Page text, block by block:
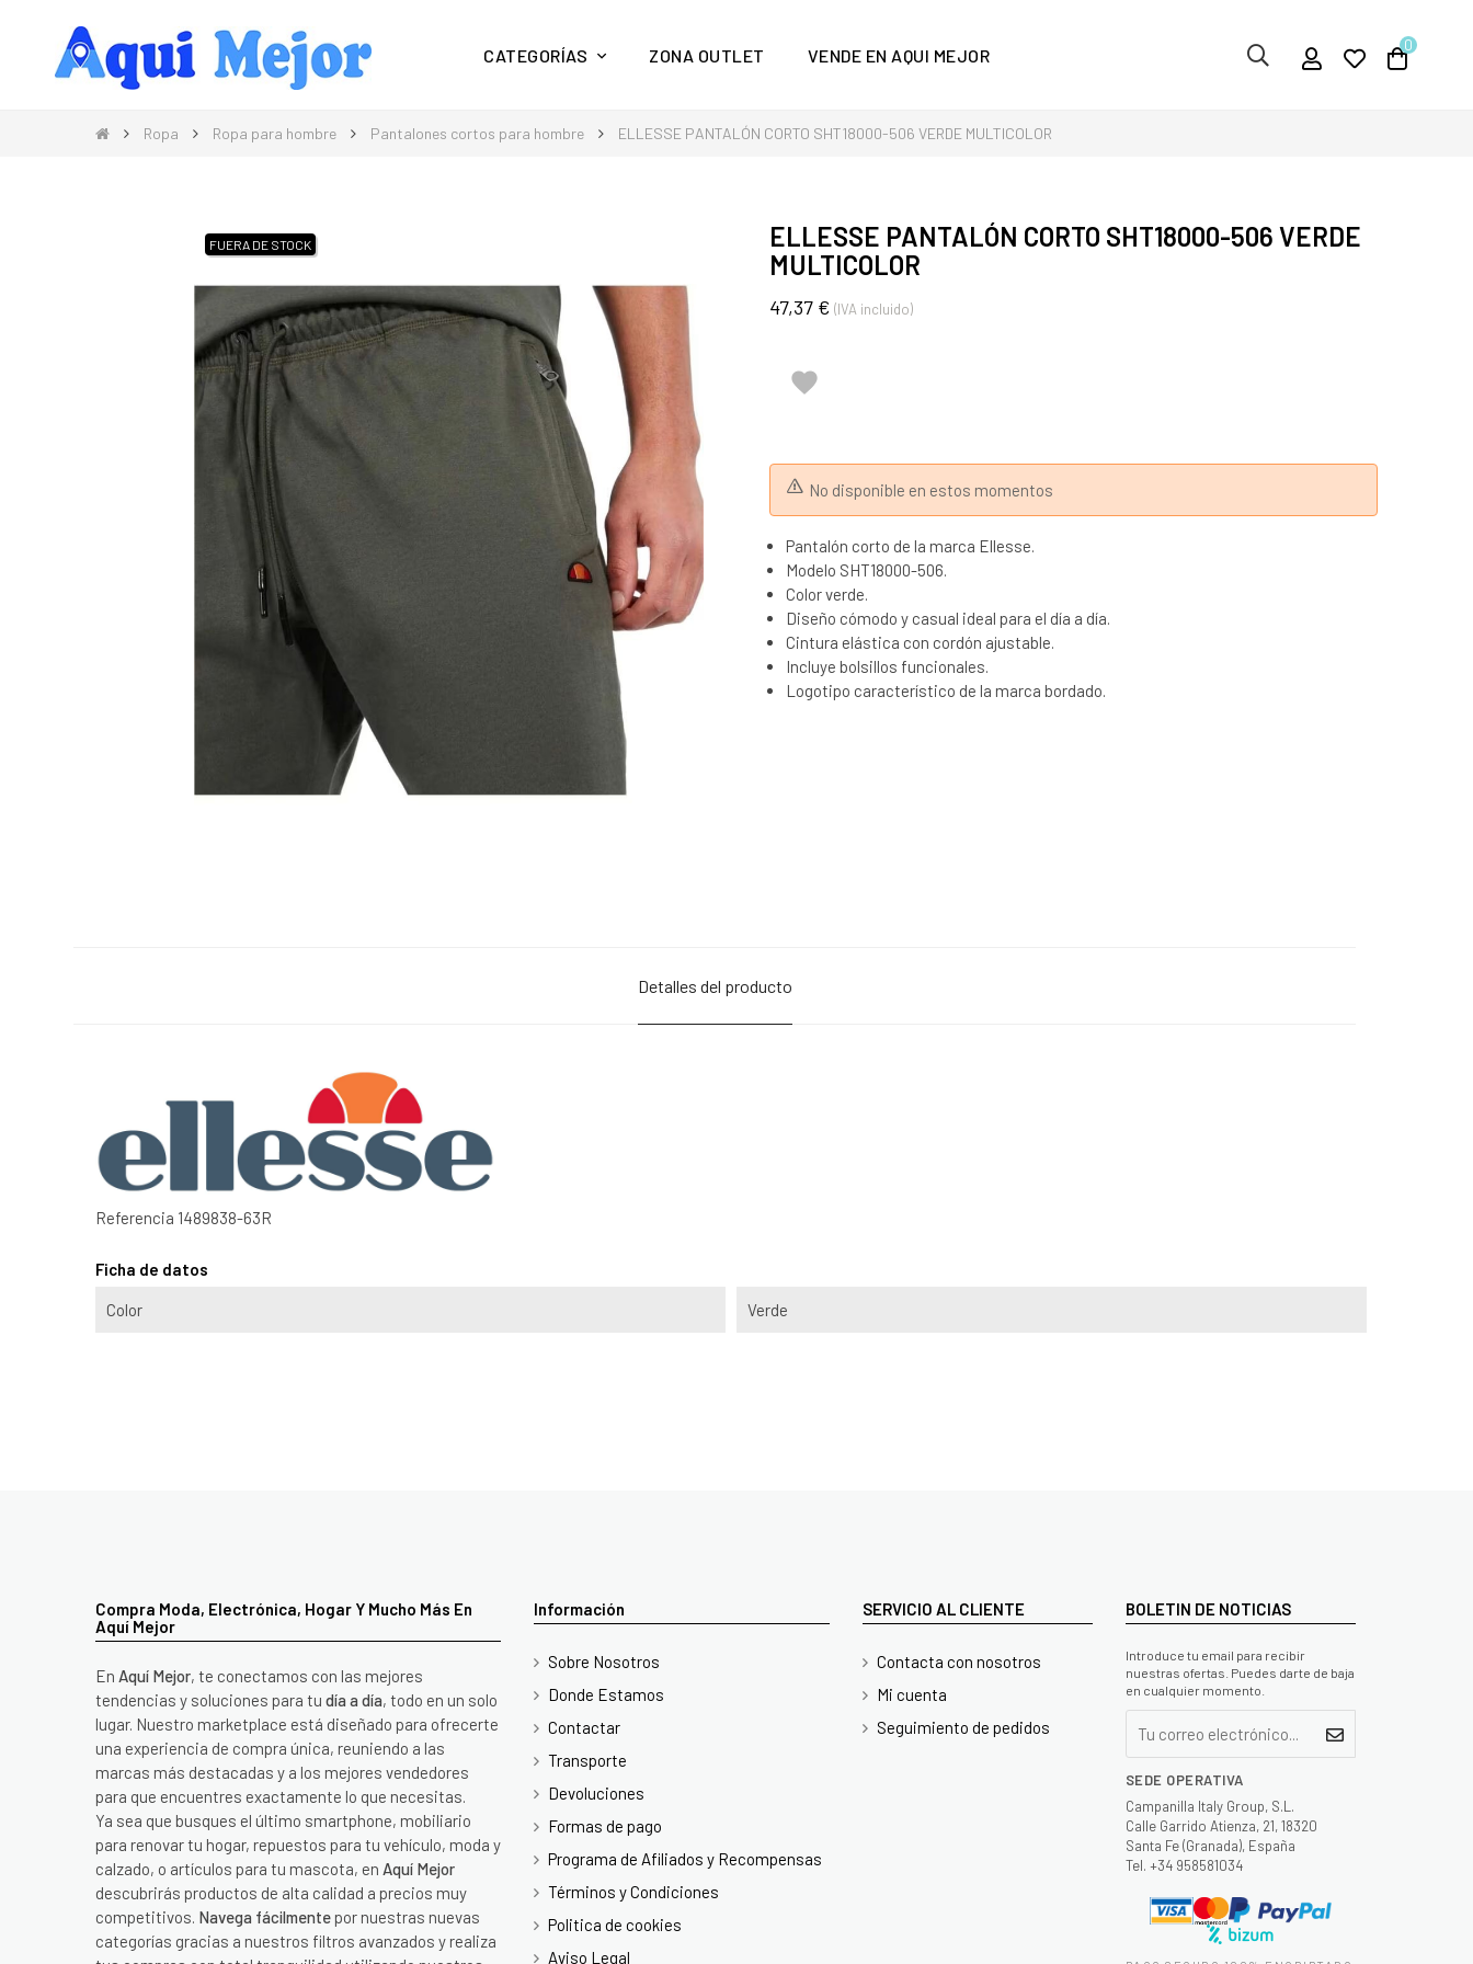
Compra Moda, Electrónica, Hogar y mucho más en Aquí Mejor
CATEGORÍAS ZONA OUTLET VENDE EN AQUI MEJOR 0
Ropa Ropa para hombre Pantalones cortos para hombre ELLESSE PANTALÓN CORTO SHT18000-506 VERDE MULTICOLOR
FUERA DE STOCK
ELLESSE PANTALÓN CORTO SHT18000-506 VERDE
MULTICOLOR
47,37 € (IVA incluido)

No disponible en estos momentos
Pantalón corto de la marca Ellesse.
Modelo SHT18000-506.
Color verde.
Diseño cómodo y casual ideal para el día a día.
Cintura elástica con cordón ajustable.
Incluye bolsillos funcionales.
Logotipo característico de la marca bordado.
Detalles del producto
Referencia 1489838-63R
Ficha de datos
Color Verde
Compra Moda, Electrónica, Hogar Y Mucho Más En
Aquí Mejor
En Aquí Mejor, te conectamos con las mejores
tendencias y soluciones para tu día a día, todo en un solo
lugar. Nuestro marketplace está diseñado para ofrecerte
una experiencia de compra única, reuniendo a las
marcas más destacadas y a los mejores vendedores
para que encuentres exactamente lo que necesitas.
Ya sea que busques el último smartphone, mobiliario
para renovar tu hogar, repuestos para tu vehículo, moda y
calzado, o artículos para tu mascota, en Aquí Mejor
descubrirás productos de alta calidad a precios muy
competitivos. Navega fácilmente por nuestras nuevas
categorías gracias a nuestros filtros avanzados y realiza
Información
Sobre Nosotros
Donde Estamos
Contactar
Transporte
Devoluciones
Formas de pago
Programa de Afiliados y Recompensas
Términos y Condiciones
Politica de cookies
Aviso Legal
SERVICIO AL CLIENTE
Contacta con nosotros
Mi cuenta
Seguimiento de pedidos
BOLETIN DE NOTICIAS
Introduce tu email para recibir
nuestras ofertas. Puedes darte de baja
en cualquier momento.
SEDE OPERATIVA
Campanilla Italy Group, S.L.
Calle Garrido Atienza, 21, 18320
Santa Fe (Granada), España
Tel. +34 958581034